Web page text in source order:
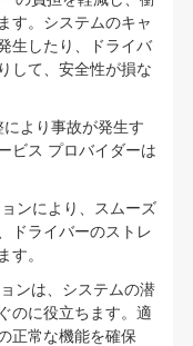
す。システムのキャ
生したり、ドライバ
して、安全性が損な
より事故が発生す
ビス プロバイダーは
ンにより、スムーズ
ドライバーのストレ
す。
ンは、システムの潜
のに役立ちます。適
正常な機能を確保